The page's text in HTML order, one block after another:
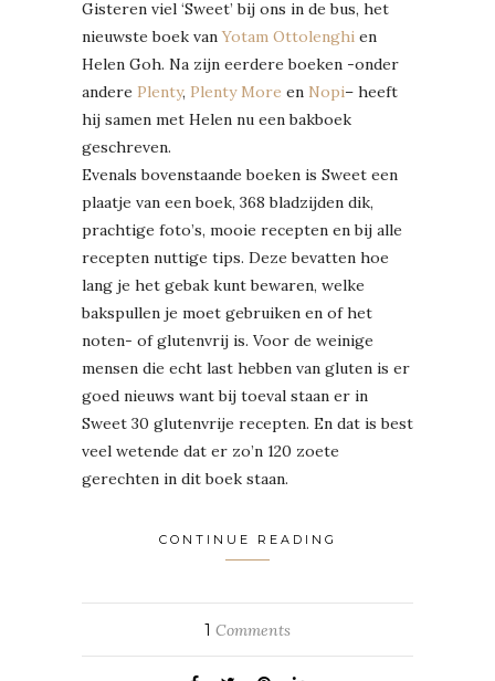
Gisteren viel ‘Sweet’ bij ons in de bus, het
nieuwste boek vanYotam Ottolenghi en
Helen Goh. Na zijn eerdere boeken -onder
andere Plenty, Plenty More en Nopi– heeft
hij samen met Helen nu een bakboek
geschreven.
Evenals bovenstaande boeken is Sweet een
plaatje van een boek, 368 bladzijden dik,
prachtige foto’s, mooie recepten en bij alle
recepten nuttige tips. Deze bevatten hoe
lang je het gebak kunt bewaren, welke
bakspullen je moet gebruiken en of het
noten- of glutenvrij is. Voor de weinige
mensen die echt last hebben van gluten is er
goed nieuws want bij toeval staan er in
Sweet 30 glutenvrije recepten. En dat is best
veel wetende dat er zo’n 120 zoete
gerechten in dit boek staan.
CONTINUE READING
1 Comments